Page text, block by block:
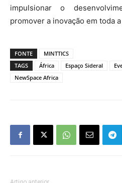
impulsionar o
promover a inovação em toda
FONTE
MINTTICS
TAGS
África Espaço Sideral
NewSpace Africa